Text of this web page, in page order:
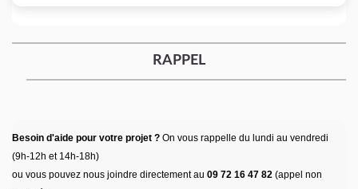
RAPPEL
Besoin d'aide pour votre projet ? On vous rappelle du lundi au vendredi
(9h-12h et 14h-18h)
ou vous pouvez nous joindre directement au 09 72 16 47 82 (appel non